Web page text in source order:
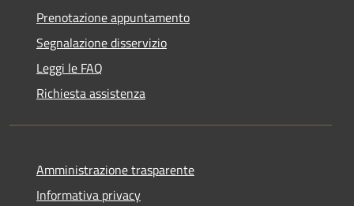
Prenotazione appuntamento
Segnalazione disservizio
Leggi le FAQ
Richiesta assistenza
Amministrazione trasparente
Informativa privacy